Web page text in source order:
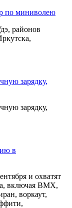
по миниволею
районов
зарядку,
зарядку,
в
и охватят
включая BMX,
воркаут,